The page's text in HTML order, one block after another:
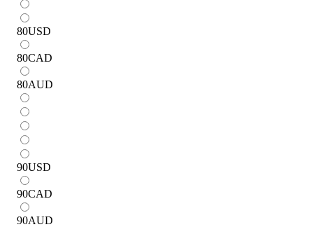
80USD
80CAD
80AUD
90USD
90CAD
90AUD